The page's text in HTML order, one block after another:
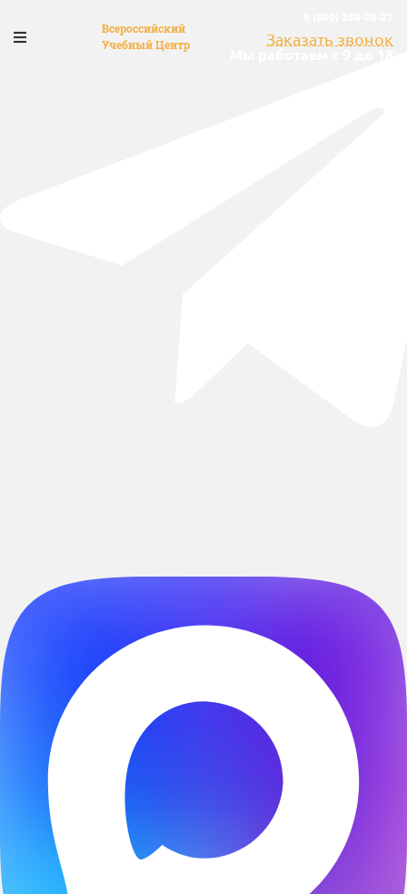
Всероссийский
Учебный Центр
Заказать звонок